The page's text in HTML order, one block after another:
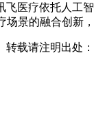
医疗依托人
景的融合创新
载请注明出处：